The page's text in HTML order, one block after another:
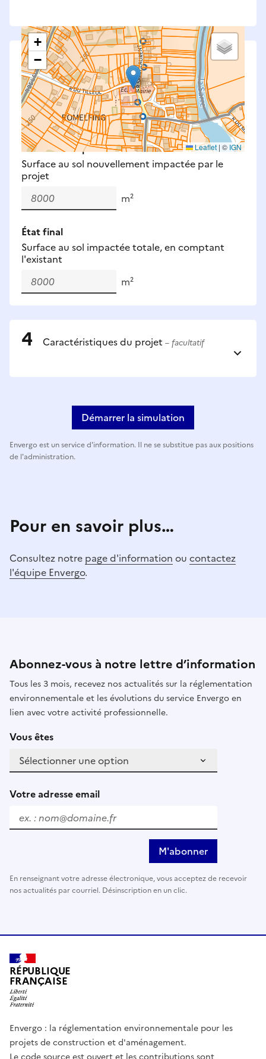
+
−
Leaflet | © IGN
Saisissez les surfaces aménagées par le projet
Surfaces à prendre en compte : bâti, voirie,
espaces verts, remblais et bassins — impacts
définitifs et temporaires (travaux).
Nouveaux impacts
Surface au sol nouvellement impactée par le
projet
m²
État final
Surface au sol impactée totale, en comptant
l'existant
m²
Caractéristiques du projet – facultatif
Démarrer la simulation
Envergo est un service d'information. Il ne se substitue pas aux positions
de l'administration.
Pour en savoir plus…
Consultez notre page d'information ou contactez
l'équipe Envergo.
Abonnez-vous à notre lettre d’information
Tous les 3 mois, recevez nos actualités sur la réglementation
environnementale et les évolutions du service Envergo en
lien avec votre activité professionnelle.
Vous êtes
Votre adresse email
M'abonner
En renseignant votre adresse électronique, vous acceptez de recevoir
nos actualités par courriel. Désinscription en un clic.
RÉPUBLIQUE
FRANÇAISE
Envergo : la réglementation environnementale pour les
projets de construction et d'aménagement.